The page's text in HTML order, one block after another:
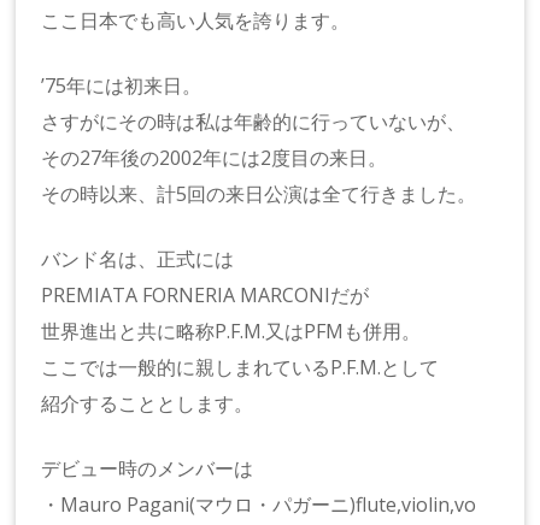
ここ日本でも高い人気を誇ります。
’75年には初来日。
さすがにその時は私は年齢的に行っていないが、
その27年後の2002年には2度目の来日。
その時以来、計5回の来日公演は全て行きました。
バンド名は、正式には
PREMIATA FORNERIA MARCONIだが
世界進出と共に略称P.F.M.又はPFMも併用。
ここでは一般的に親しまれているP.F.M.として
紹介することとします。
デビュー時のメンバーは
・Mauro Pagani(マウロ・パガーニ)flute,violin,vo